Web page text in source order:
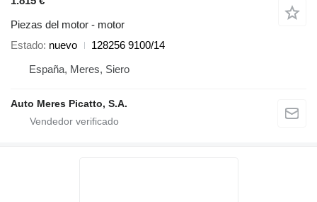
Piezas del motor - motor
Estado nuevo
128256 9100/14
España, Meres, Siero
Auto Meres Picatto, S.A.